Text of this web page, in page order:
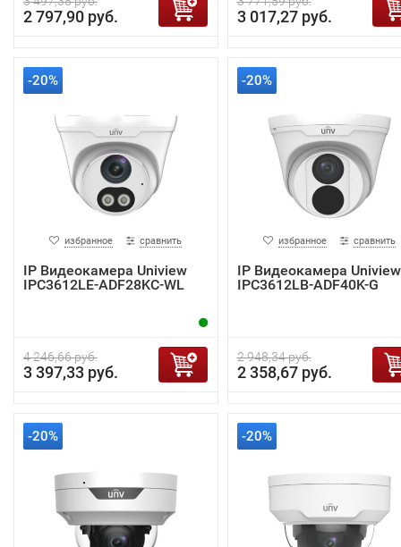
2 797,90 руб. 3 017,27 руб.
-20%
избранное сравнить
IP Видеокамера Uniview
IPC3612LE-ADF28KC-WL
4 246,66 руб.
3 397,33 руб.
-20%
избранное сравнить
IP Видеокамера Uniview
IPC3612LB-ADF40K-G
2 948,34 руб.
2 358,67 руб.
-20% -20%